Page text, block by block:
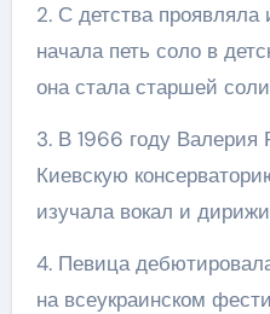
2. С детства проявляла
начала петь соло в
она стала старшей
3. В 1966 году Валерия
Киевскую
изучала вокал и
4. Певица
на всеукраинском